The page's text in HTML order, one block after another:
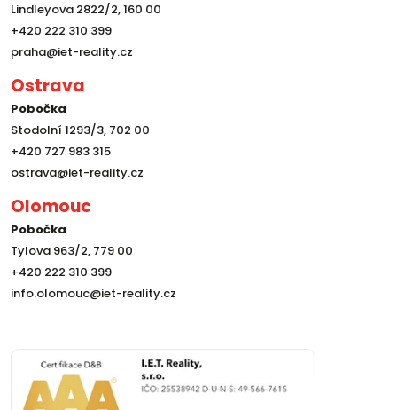
Lindleyova 2822/2, 160 00
+420 222 310 399
praha@iet-reality.cz
Ostrava
Pobočka
Stodolní 1293/3, 702 00
+420 727 983 315
ostrava@iet-reality.cz
Olomouc
Pobočka
Tylova 963/2, 779 00
+420 222 310 399
info.olomouc@iet-reality.cz